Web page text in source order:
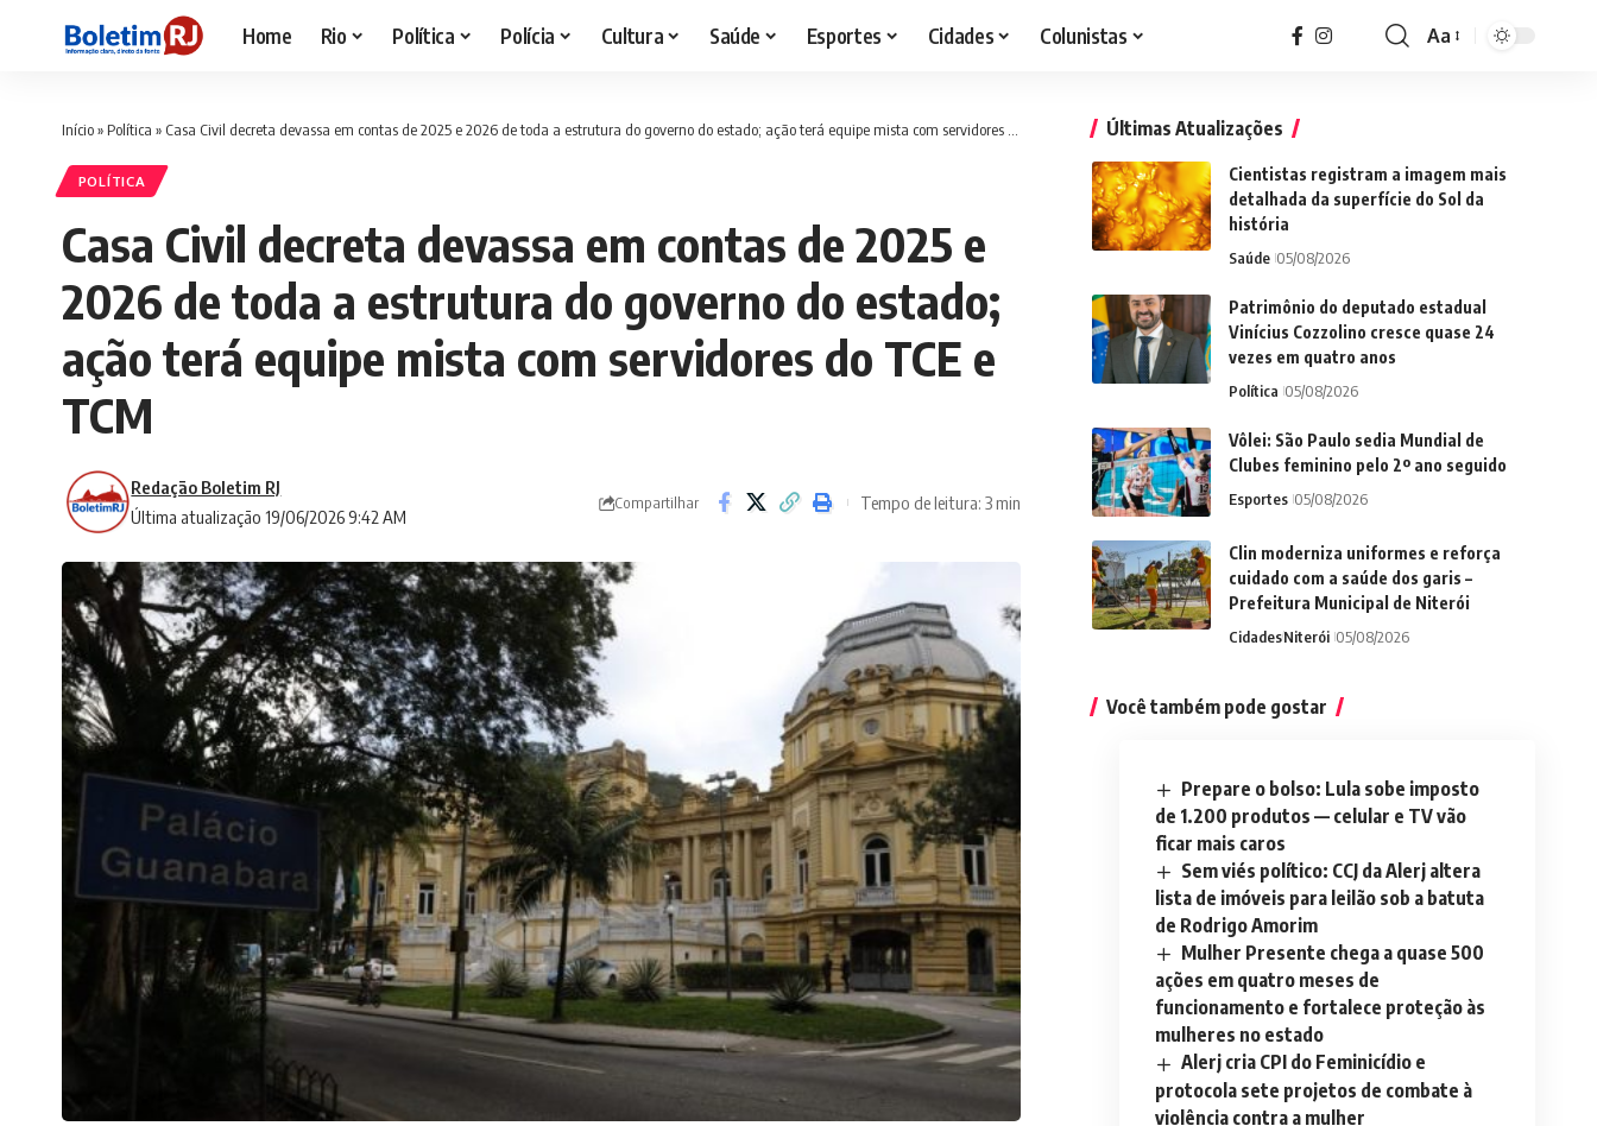
Home Rio Política Polícia Cultura Saúde Esportes Cidades Colunistas
Font
Aa
Início» Política » Casa Civil decreta devassa em contas de 2025 e 2026 de toda a estrutura do governo do estado; ação terá equipe mista com servidores do TCE e TCM
POLÍTICA
Casa Civil decreta devassa em contas de 2025 e
2026 de toda a estrutura do governo do estado;
ação terá equipe mista com servidores do TCE e
TCM
Última atualização 19/06/2026 9:42 AM
Redação Boletim RJ
Compartilhar Tempo de leitura: 3 min
Últimas Atualizações
Cientistas registram a imagem mais
detalhada da superfície do Sol da
história
Saúde 05/08/2026
Patrimônio do deputado estadual
Vinícius Cozzolino cresce quase 24
vezes em quatro anos
Política 05/08/2026
Vôlei: São Paulo sedia Mundial de
Clubes feminino pelo 2º ano seguido
Esportes 05/08/2026
Clin moderniza uniformes e reforça
cuidado com a saúde dos garis –
Prefeitura Municipal de Niterói
CidadesNiterói 05/08/2026
Você também pode gostar
Prepare o bolso: Lula sobe imposto
de 1.200 produtos — celular e TV vão
ficar mais caros
Sem viés político: CCJ da Alerj altera
lista de imóveis para leilão sob a batuta
de Rodrigo Amorim
Mulher Presente chega a quase 500
ações em quatro meses de
funcionamento e fortalece proteção às
mulheres no estado
Alerj cria CPI do Feminicídio e
protocola sete projetos de combate à
violência contra a mulher